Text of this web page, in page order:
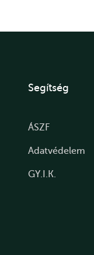
Segítség
ÁSZF
Adatvédelem
GY.I.K.